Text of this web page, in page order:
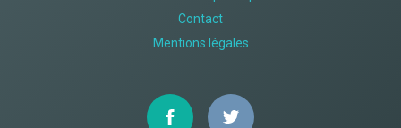
Contact
Mentions légales